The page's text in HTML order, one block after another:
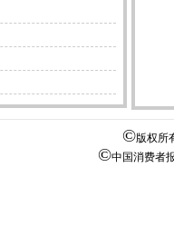
©版权所
©中国消费者